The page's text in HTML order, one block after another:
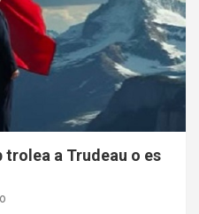
trolea a Trudeau o es